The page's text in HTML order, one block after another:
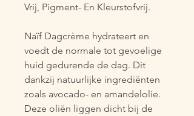
Vrij, Pigment- En Kleurstofvrij.
Naïf Dagcrème hydrateert en
voedt de normale tot gevoelige
huid gedurende de dag. Dit
dankzij natuurlijke ingrediënten
zoals avocado- en amandelolie.
Deze oliën liggen dicht bij de